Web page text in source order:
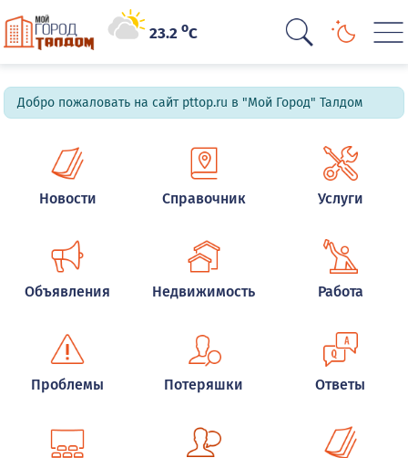
23.2oC
Добро пожаловать на сайт pttop.ru в "Мой Город" Талдом
Новости Справочник Услуги
Объявления Недвижимость Работа
Проблемы Потеряшки Ответы